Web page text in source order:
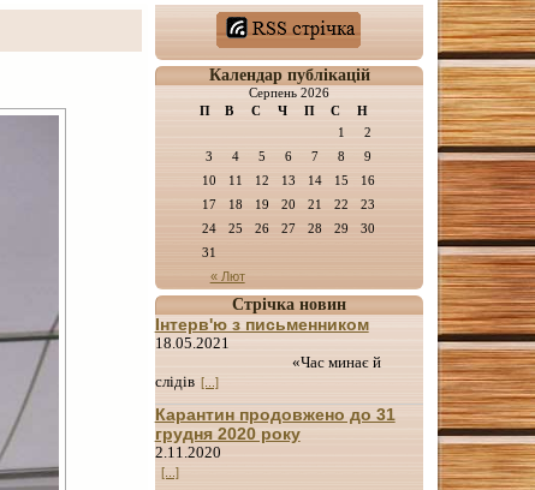
Календар публікацій
Серпень 2026
П
В С Ч П С Н
« Лют
1
2
3
4 5 6 7 8
9
10
11 12 13 14 15
16
17
18 19 20 21 22
23
24
25 26 27 28 29
30
31
Стрічка новин
Інтерв'ю з письменником
18.05.2021
«Час минає й
слідів [...]
Карантин продовжено до 31
грудня 2020 року
2.11.2020
[...]